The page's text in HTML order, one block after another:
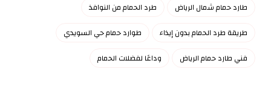
طارد حمام شمال الرياض
طرد الحمام من النوافذ
طريقة طرد الحمام بدون إيذاء
طوارد حمام حي السويدي
فني طارد حمام الرياض
وداعًا لفضلات الحمام